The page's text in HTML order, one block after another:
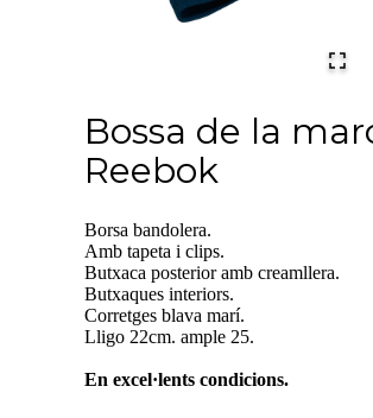
Bossa de la
Reebok
Borsa bandolera.
Amb tapeta i clips.
Butxaca posterior amb creamllera.
Butxaques interiors.
Corretges blava marí.
Lligo 22cm. ample 25.
En excel·lents condicions.